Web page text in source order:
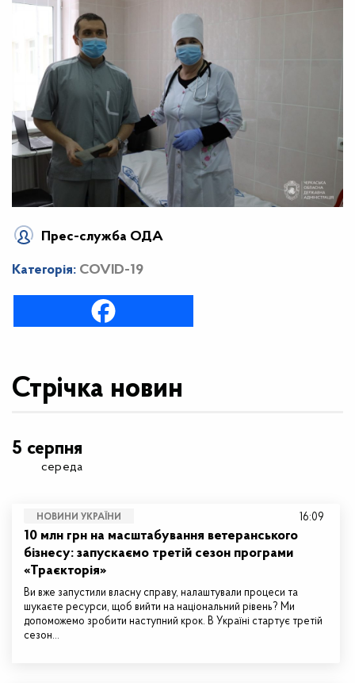
Прес-служба ОДА
Категорія: COVID-19
Стрічка новин
5 серпня
середа
НОВИНИ УКРАЇНИ
10 млн грн на масштабування ветеранського
бізнесу: запускаємо третій сезон програми
«Траєкторія»
Ви вже запустили власну справу, налаштували процеси та
шукаєте ресурси, щоб вийти на національний рівень? Ми
допоможемо зробити наступний крок. В Україні стартує третій
сезон…
16:09